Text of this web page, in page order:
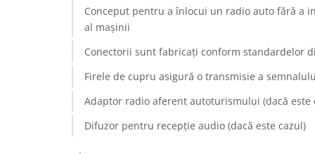
Rame adaptoare Smart
Rame adaptoare Land Rover
Rame adaptoare Ssangyong
Rame adaptoare Hummer
Camere marșarier auto
Conceput pentru a înlocui un radio auto fără a
al mașinii
Conectorii sunt fabricați conform standardelor
Firele de cupru asigură o transmisie a
Adaptor radio aferent autoturismului (dacă este
Difuzor pentru recepție audio (dacă este cazul)